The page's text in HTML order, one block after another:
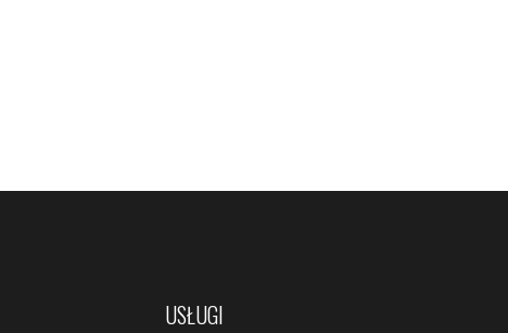
USŁUGI